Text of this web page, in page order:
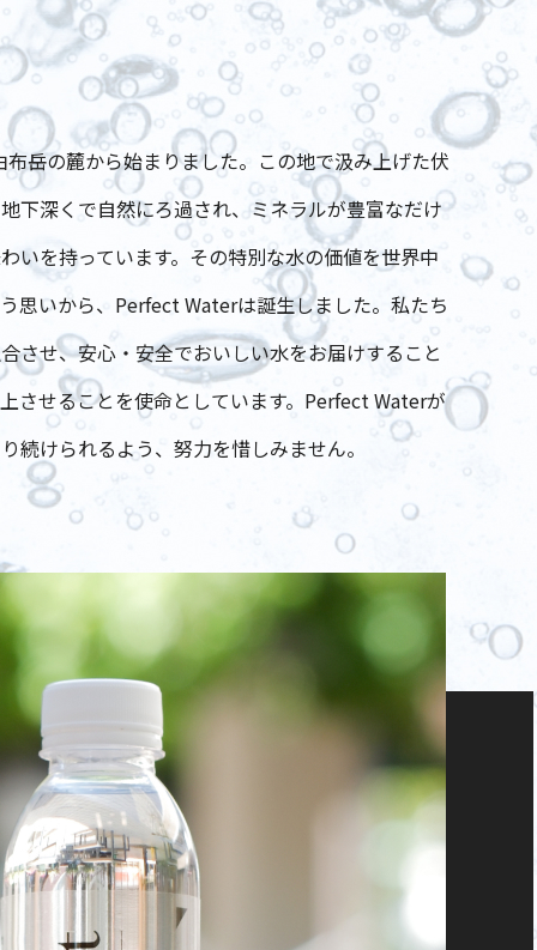
岳の麓から始まりました。この地で汲み上げた伏
下深くで自然にろ過され、ミネラルが豊富なだけ
いを持っています。その特別な水の価値を世界中
思いから、Perfect Waterは誕生しました。私たち
させ、安心・安全でおいしい水をお届けすること
させることを使命としています。Perfect Waterが
続けられるよう、努力を惜しみません。